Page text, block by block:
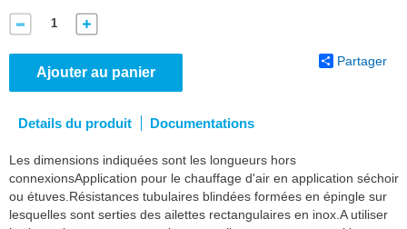
Ajouter au panier
Partager
Details du produit Documentations
Les dimensions indiquées sont les longueurs hors
connexionsApplication pour le chauffage d'air en application séchoir
ou étuves.Résistances tubulaires blindées formées en épingle sur
lesquelles sont serties des ailettes rectangulaires en inox.A utiliser